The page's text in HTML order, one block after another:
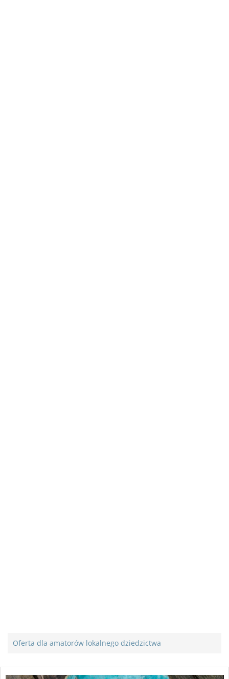
Oferta dla amatorów lokalnego dziedzictwa